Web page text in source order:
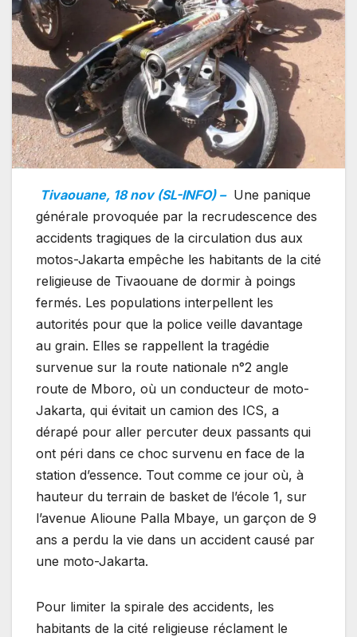
Tivaouane, 18 nov (SL-INFO) – Une panique
générale provoquée par la recrudescence des
accidents tragiques de la circulation dus aux
motos-Jakarta empêche les habitants de la cité
religieuse de Tivaouane de dormir à poings
fermés. Les populations interpellent les
autorités pour que la police veille davantage
au grain. Elles se rappellent la tragédie
survenue sur la route nationale n°2 angle
route de Mboro, où un conducteur de moto-
Jakarta, qui évitait un camion des ICS, a
dérapé pour aller percuter deux passants qui
ont péri dans ce choc survenu en face de la
station d’essence. Tout comme ce jour où, à
hauteur du terrain de basket de l’école 1, sur
l’avenue Alioune Palla Mbaye, un garçon de 9
ans a perdu la vie dans un accident causé par
une moto-Jakarta.
Pour limiter la spirale des accidents, les
habitants de la cité religieuse réclament le